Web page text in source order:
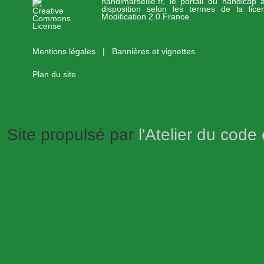
disposition selon les termes de la
Modification 2.0 France.
Mentions légales Bannières et vignettes
Plan du site
Site propulsé par l'Atelier du